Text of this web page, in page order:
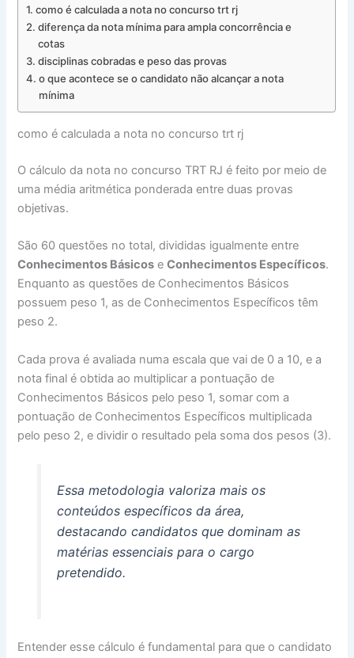
como é calculada a nota no concurso trt rj
diferença da nota mínima para ampla concorrência e
cotas
disciplinas cobradas e peso das provas
o que acontece se o candidato não alcançar a nota
mínima
como é calculada a nota no concurso trt rj
O cálculo da nota no concurso TRT RJ é feito por meio de
uma média aritmética ponderada entre duas provas
objetivas.
São 60 questões no total, divididas igualmente entre
Conhecimentos Básicos eConhecimentos Específicos.
Enquanto as questões de Conhecimentos Básicos
possuem peso 1, as de Conhecimentos Específicos têm
peso 2.
Cada prova é avaliada numa escala que vai de 0 a 10, e a
nota final é obtida ao multiplicar a pontuação de
Conhecimentos Básicos pelo peso 1, somar com a
pontuação de Conhecimentos Específicos multiplicada
pelo peso 2, e dividir o resultado pela soma dos pesos (3).
Essa metodologia valoriza mais os
conteúdos específicos da área,
destacando candidatos que dominam as
matérias essenciais para o cargo
pretendido.
Entender esse cálculo é fundamental para que o candidato